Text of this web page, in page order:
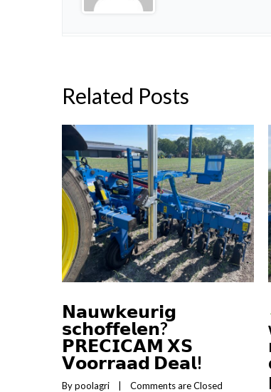
Related Posts
𝗡𝗮𝘂𝘄𝗸𝗲𝘂𝗿𝗶𝗴
𝘀𝗰𝗵𝗼𝗳𝗳𝗲𝗹𝗲𝗻?
𝗣𝗥𝗘𝗖𝗜𝗖𝗔𝗠 𝗫𝗦
𝗩𝗼𝗼𝗿𝗿𝗮𝗮𝗱 𝗗𝗲𝗮𝗹!
By poolagri Comments are Closed